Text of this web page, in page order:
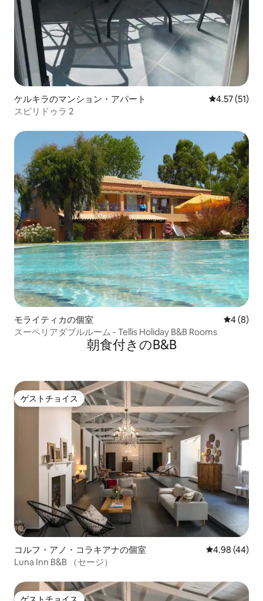
ケルキラのマンション・アパート レビュー51
4.57 (51)
スピリドゥラ 2
モライティカの個室 レビュー
4 (8)
スーペリアダブルルーム - Tellis Holiday B&B Rooms
朝食付きのB&B
ゲストチョイス
ゲストチョイス
コルフ・アノ・コラキアナの個室 レビュー44
4.98 (44)
Luna Inn B&B （セージ）